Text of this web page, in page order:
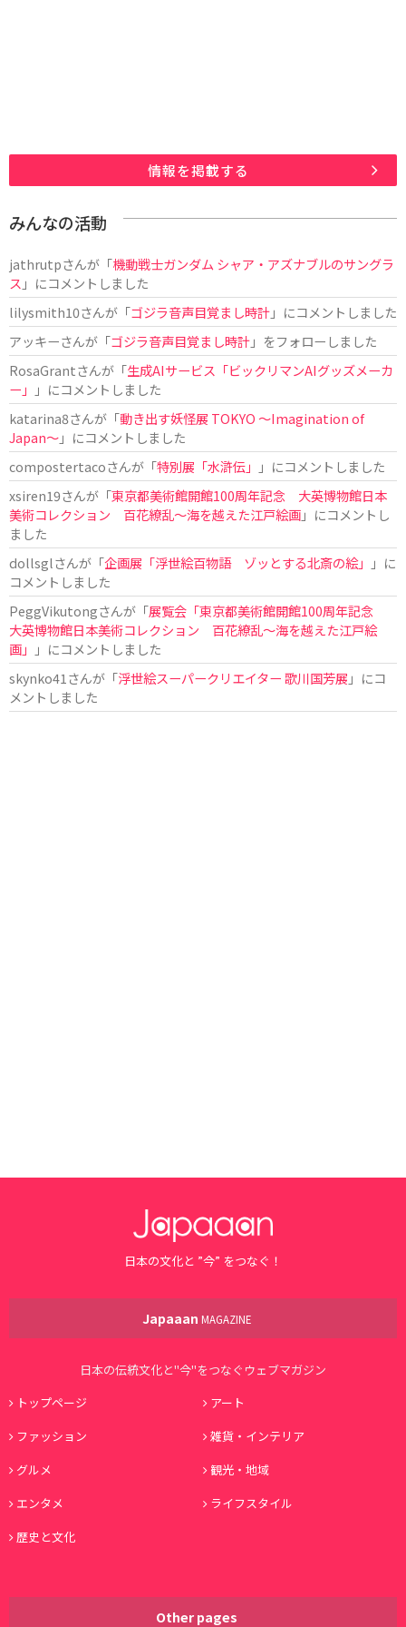
情報を掲載する
みんなの活動
jathrutpさんが「機動戦士ガンダム シャア・アズナブルのサングラ
ス 」にコメントしました
lilysmith10さんが「ゴジラ音声目覚まし時計」にコメントしました
アッキーさんが「ゴジラ音声目覚まし時計」をフォローしました
RosaGrantさんが「生成AIサービス「ビックリマンAIグッズメーカ
ー」
」にコメントしました
katarina8さんが「動き出す妖怪展 TOKYO 〜Imagination of
Japan〜」にコメントしました
compostertacoさんが「特別展「水滸伝」
」にコメントしました
xsiren19さんが「東京都美術館開館100周年記念 大英博物館日本
美術コレクション 百花繚乱～海を越えた江戸絵画」にコメントし
ました
dollsglさんが「企画展「浮世絵百物語 ゾッとする北斎の絵」
」に
コメントしました
PeggVikutongさんが「展覧会「東京都美術館開館100周年記念
大英博物館日本美術コレクション 百花繚乱〜海を越えた江戸絵
画」
」にコメントしました
skynko41さんが「浮世絵スーパークリエイター 歌川国芳展 」にコ
メントしました
日本の文化と ”今” をつなぐ！
Japaaan MAGAZINE
日本の伝統文化と"今"をつなぐウェブマガジン
トップページ
アート
ファッション
雑貨・インテリア
グルメ
観光・地域
エンタメ
ライフスタイル
歴史と文化
Other pages